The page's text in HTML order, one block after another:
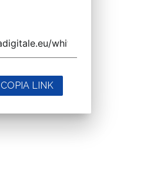
COPIA LINK